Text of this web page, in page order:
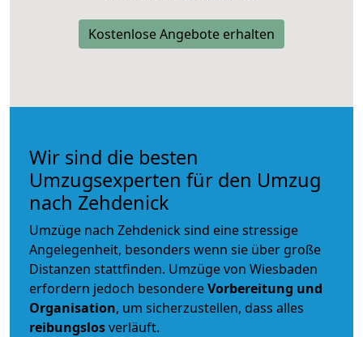
Kostenlose Angebote erhalten
Wir sind die besten
Umzugsexperten für den Umzug
nach Zehdenick
Umzüge nach Zehdenick sind eine stressige
Angelegenheit, besonders wenn sie über große
Distanzen stattfinden. Umzüge von Wiesbaden
erfordern jedoch besondereVorbereitung und
Organisation, um sicherzustellen, dass alles
reibungslosverläuft.